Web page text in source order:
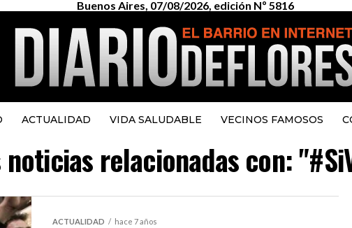
Buenos Aires, 07/08/2026, edición Nº 5816
ACTUALIDAD VIDA SALUDABLE VECINOS FAMOSOS
noticias relacionadas con:
ACTUALIDAD hace 7 años